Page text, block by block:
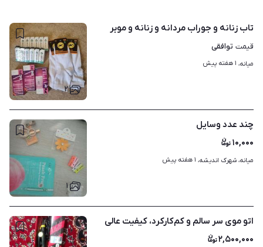
۲
تاب زنانه و جوراب مردانه و زنانه و موبر
قیمت توافقی
میانه، ۱ هفته پیش
۱
چند عدد وسایل
۱۰,۰۰۰
میانه، شهرک اندیشه، ۱ هفته پیش
اتو موی سر سالم و کم‌کارکرد، کیفیت عالی
۲,۵۰۰,۰۰۰